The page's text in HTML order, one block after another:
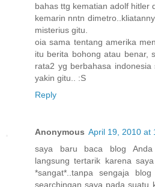
bahas ttg kematian adolf hitler
kemarin nntn
misterius gitu.
oia sama tentang amerika
itu berita bohong atau benar,
rata2 yg berbahasa
yakin gitu.. :S
Reply
Anonymous April 19, 2010 at
saya baru baca blog
langsung tertarik karena
*sangat*..tanpa sengaja
searchingan saya pada suatu